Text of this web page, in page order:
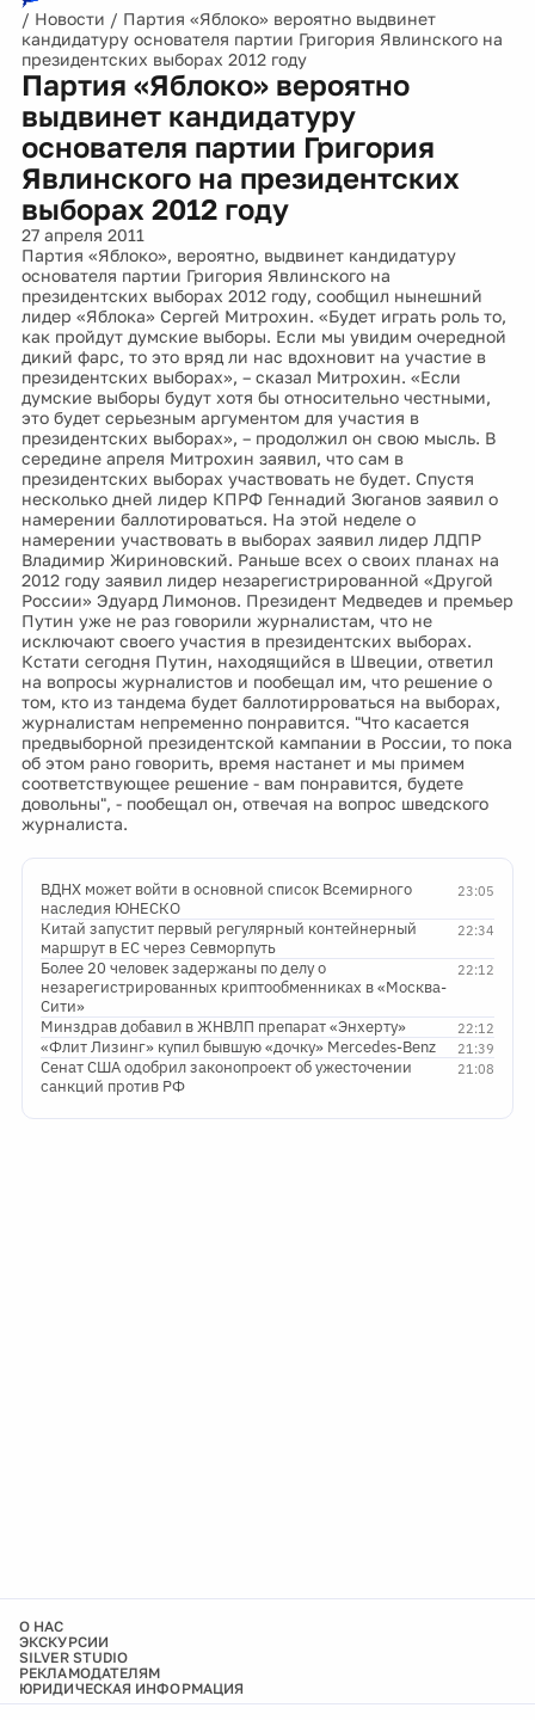
/ Новости / Партия «Яблоко» вероятно выдвинет
кандидатуру основателя партии Григория Явлинского на
президентских выборах 2012 году
Партия «Яблоко» вероятно
выдвинет кандидатуру
основателя партии Григория
Явлинского на президентских
выборах 2012 году
27 апреля 2011
Партия «Яблоко», вероятно, выдвинет кандидатуру
основателя партии Григория Явлинского на
президентских выборах 2012 году, сообщил нынешний
лидер «Яблока» Сергей Митрохин. «Будет играть роль то,
как пройдут думские выборы. Если мы увидим очередной
дикий фарс, то это вряд ли нас вдохновит на участие в
президентских выборах», – сказал Митрохин. «Если
думские выборы будут хотя бы относительно честными,
это будет серьезным аргументом для участия в
президентских выборах», – продолжил он свою мысль. В
середине апреля Митрохин заявил, что сам в
президентских выборах участвовать не будет. Спустя
несколько дней лидер КПРФ Геннадий Зюганов заявил о
намерении баллотироваться. На этой неделе о
намерении участвовать в выборах заявил лидер ЛДПР
Владимир Жириновский. Раньше всех о своих планах на
2012 году заявил лидер незарегистрированной «Другой
России» Эдуард Лимонов. Президент Медведев и премьер
Путин уже не раз говорили журналистам, что не
исключают своего участия в президентских выборах.
Кстати сегодня Путин, находящийся в Швеции, ответил
на вопросы журналистов и пообещал им, что решение о
том, кто из тандема будет баллотирроваться на выборах,
журналистам непременно понравится. "Что касается
предвыборной президентской кампании в России, то пока
об этом рано говорить, время настанет и мы примем
соответствующее решение - вам понравится, будете
довольны", - пообещал он, отвечая на вопрос шведского
журналиста.
23:05
ВДНХ может войти в основной список Всемирного
наследия ЮНЕСКО
22:34
Китай запустит первый регулярный контейнерный
маршрут в ЕС через Севморпуть
22:12
Более 20 человек задержаны по делу о
незарегистрированных криптообменниках в «Москва-
Сити»
22:12
Минздрав добавил в ЖНВЛП препарат «Энхерту»
21:39
«Флит Лизинг» купил бывшую «дочку» Mercedes-Benz
21:08
Сенат США одобрил законопроект об ужесточении
санкций против РФ
О НАС
ЭКСКУРСИИ
SILVER STUDIO
РЕКЛАМОДАТЕЛЯМ
ЮРИДИЧЕСКАЯ ИНФОРМАЦИЯ